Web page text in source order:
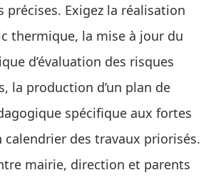
précises. Exigez la réalisation
thermique, la mise à jour du
d’évaluation des risques
la production d’un plan de
spécifique aux fortes
calendrier des travaux priorisés.
mairie, direction et parents